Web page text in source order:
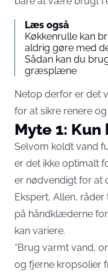
Læs også
Køkkenrulle kan
aldrig gøre med
Sådan kan du
græsplæne
Netop derfor er det
for at sikre renere
Myte 1:
Selvom koldt vand
er det ikke optimalt
er nødvendigt for at
Ekspert, Allen,
på håndklæderne
kan variere.
“Brug varmt vand,
og fjerne kropsolier